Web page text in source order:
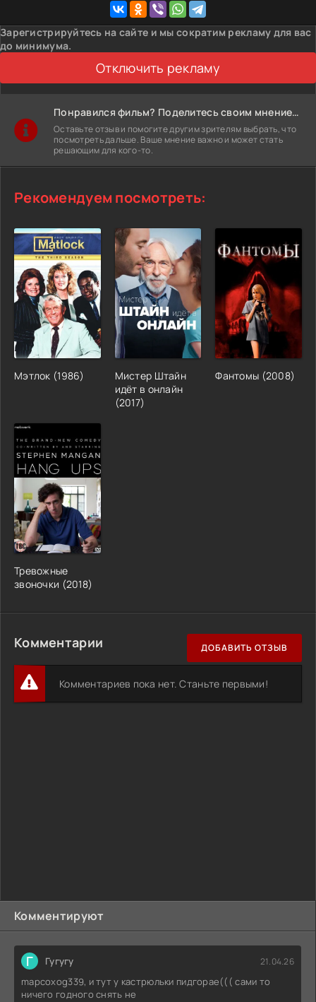
Комментируют
Г Гугугу 21.04.26
mapcoxog339, и тут у кастрюльки пидгорае((( сами то
ничего годного снять не
Зарегистрируйтесь на сайте и мы сократим рекламу для вас
до минимума.
Отключить рекламу
Понравился фильм? Поделитесь своим мнением!
Оставьте отзыв и помогите другим зрителям выбрать, что
посмотреть дальше. Ваше мнение важно и может стать
решающим для кого-то.
Рекомендуем посмотреть:
Мэтлок (1986)
Мистер Штайн
идёт в онлайн
(2017)
Фантомы (2008)
Тревожные
звоночки (2018)
Комментарии ДОБАВИТЬ ОТЗЫВ
Комментариев пока нет. Станьте первыми!